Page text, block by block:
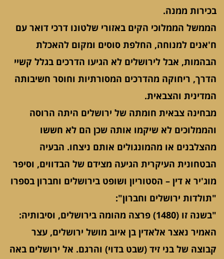
בכירות ממנה.
הממשל הממלוכי הקים באזורי שלטונו דרכי דואר עם
ח'אנים למנוחה, החלפת סוסים ומקום להאכלת
הבהמות, אבל לירושלים לא הגיעו הדרכים בגלל קשיי
הדרך, ריחוקה מהדרכים המסורתיות וחוסר חשיבותה
המדינית והצבאית.
מבחינה צבאית חומתה של ירושלים היתה הרוסה
והממלוכים לא שיקמו אותה שכן הם לא חששו
מהצלבנים או מהמונגולים אותם ניצחו. הבעיה
הבטחונית העיקרית הגיעה מצידם של הבדווים, וסיפר
מוג'יר א דין – הסטוריון ושופט בירושלים וחברון בספרו
"תולדות ירושלים וחברון":
"בשנה זו (1480) פרצה מהומה בירושלים, וסיבותיה:
האמיר נאצר אלאדין בן איוב מושל ירושלים, עצר
קבוצה של בני זיד (שבט בדוי) והרגם. אל ירושלים באה